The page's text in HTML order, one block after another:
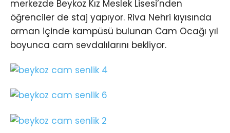
merkezde Beykoz Kız Meslek Lisesi’nden
öğrenciler de staj yapıyor. Riva Nehri kıyısında
orman içinde kampüsü bulunan Cam Ocağı yıl
boyunca cam sevdalılarını bekliyor.